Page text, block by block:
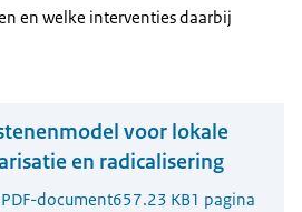
en welke interventies daarbij
voor lokale
en radicalisering
PDF-document657.23 KB1 pagina